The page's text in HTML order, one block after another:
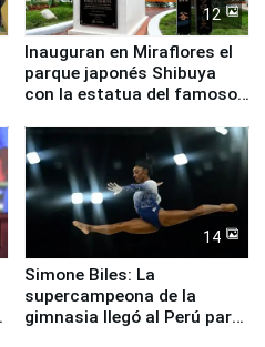
12
Inauguran en Miraflores el
parque japonés Shibuya
con la estatua del famoso
14
Simone Biles: La
supercampeona de la
gimnasia llegó al Perú para